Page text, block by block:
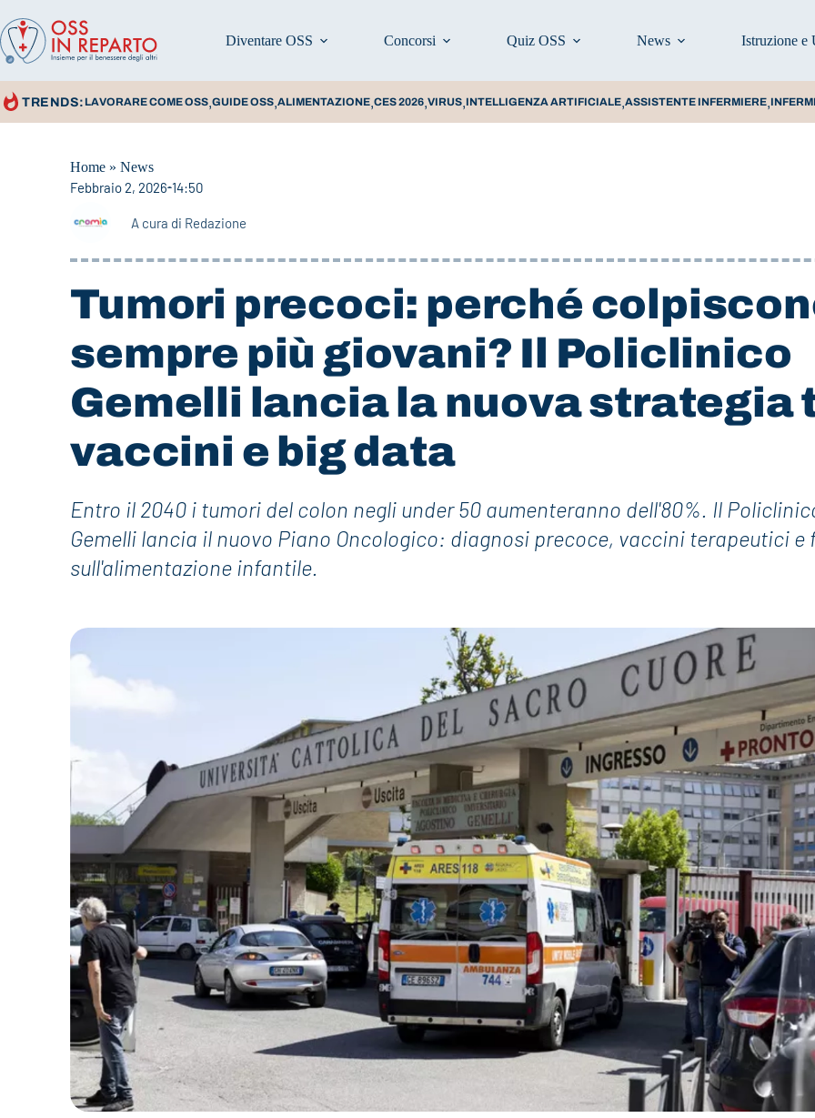
Diventare OSS Concorsi Quiz OSS News Istruzione e
TRENDS: LAVORARE COME OSS,GUIDE OSS,ALIMENTAZIONE,CES 2026,VIRUS,INTELLIGENZA ARTIFICIALE,ASSISTENTE INFERMIERE,
Home »News
Febbraio 2, 2026 14:50
A cura di Redazione
Tumori precoci: perché
sempre più giovani? Il Policlinico
Gemelli lancia la nuova strategia
vaccini e big data
Entro il 2040 i tumori del colon negli under 50 aumenteranno dell'80%. Il
Gemelli lancia il nuovo Piano Oncologico: diagnosi precoce, vaccini terapeutici e
sull'alimentazione infantile.